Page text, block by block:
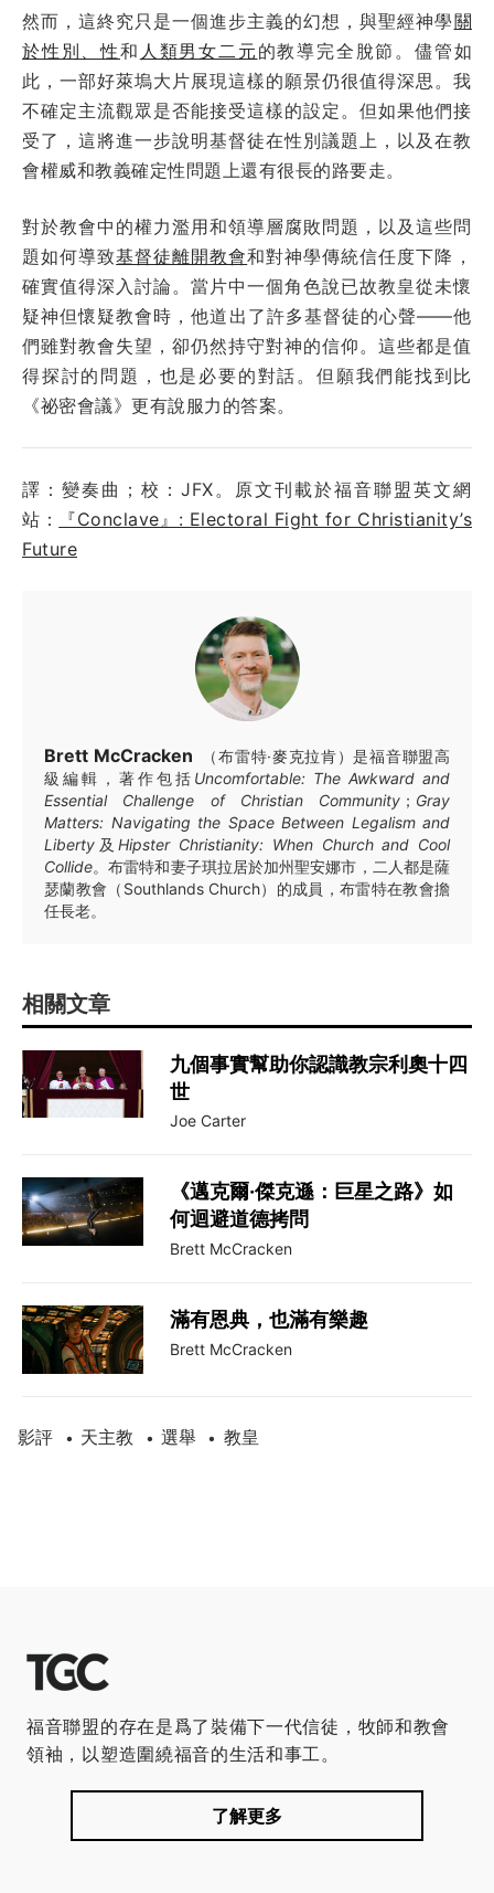
然而，這終究只是一個進步主義的幻想，與聖經神學關
於性別、性和 人類男女二元 的教導完全脫節。儘管如
此，一部好萊塢大片展現這樣的願景仍很值得深思。我
不確定主流觀眾是否能接受這樣的設定。但如果他們接
受了，這將進一步說明基督徒在性別議題上，以及在教
會權威和教義確定性問題上還有很長的路要走。
對於教會中的權力濫用和領導層腐敗問題，以及這些問
題如何導致基督徒離開教會和對神學傳統信任度下降，
確實值得深入討論。當片中一個角色說已故教皇從未懷
疑神但懷疑教會時，他道出了許多基督徒的心聲——他
們雖對教會失望，卻仍然持守對神的信仰。這些都是值
得探討的問題，也是必要的對話。但願我們能找到比
《祕密會議》更有說服力的答案。
譯：變奏曲；校：JFX。原文刊載於福音聯盟英文網
站：
『Conclave』: Electoral Fight for Christianity’s
Future
Brett McCracken
（布雷特·麥克拉肯）是福音聯盟高
級編輯，著作包括 Uncomfortable: The Awkward and
Essential Challenge of Christian Community ； Gray
Matters: Navigating the Space Between Legalism and
Liberty 及Hipster Christianity: When Church and Cool
Collide。布雷特和妻子琪拉居於加州聖安娜市，二人都是薩
瑟蘭教會（Southlands Church）的成員，布雷特在教會擔
任長老。
相關文章
九個事實幫助你認識教宗利奧十四
世
Joe Carter
《邁克爾·傑克遜：巨星之路》如
何迴避道德拷問
Brett McCracken
滿有恩典，也滿有樂趣
Brett McCracken
影評 • 天主教 • 選舉 • 教皇
福音聯盟的存在是爲了裝備下一代信徒，牧師和教會
領袖，以塑造圍繞福音的生活和事工。
了解更多